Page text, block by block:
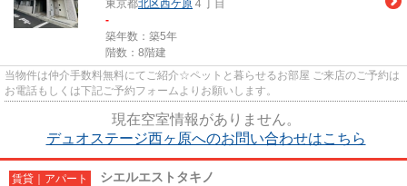
東京都北区西ケ原 ４丁目
-
築年数：築5年
階数：8階建
当物件は仲介手数料無料にてご紹介☆ペットと暮らせるお部屋 ご来店のご予約は
お電話もしくは下記ご予約フォームよりお願いします。
現在空室情報がありません。
デュオステージ西ヶ原へのお問い合わせはこちら
賃貸｜アパート シエルエストタキノ